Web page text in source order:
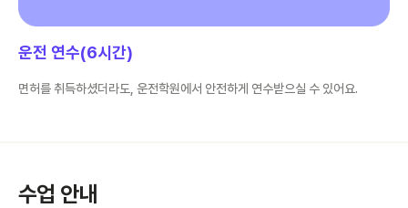
운전 연수(6시간)
면허를 취득하셨더라도, 운전학원에서 안전하게 연수받으실 수 있어요.
수업 안내